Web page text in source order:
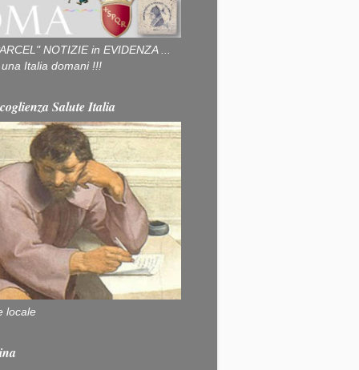
NOTIZIE in EVIDENZA ...
Italia domani !!!
Salute Italia
locale